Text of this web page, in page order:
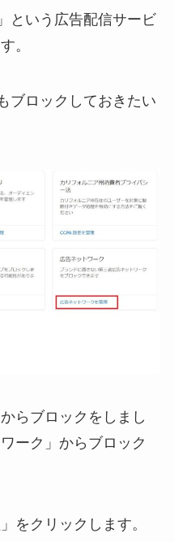
という広告配信サービ
。
ブロックしておきたい
らブロックをしまし
ーク」からブロック
をクリックします。